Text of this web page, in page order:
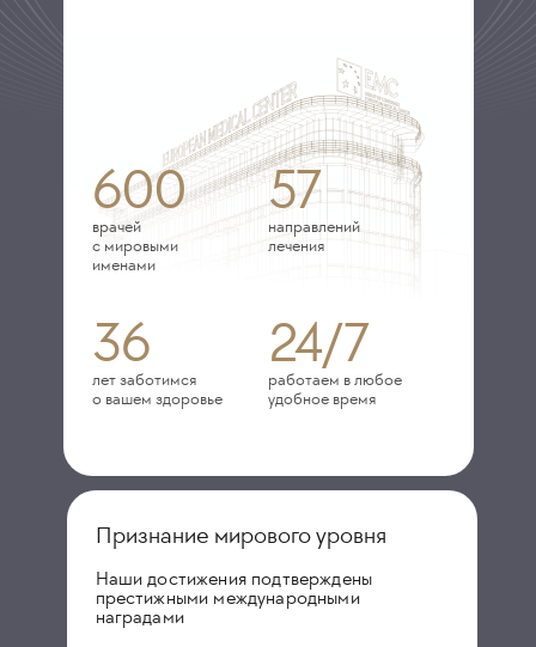
600
врачей
с мировыми
именами
57
направлений
лечения
36
лет заботимся
о вашем здоровье
24/7
работаем в любое
удобное время
Признание мирового уровня
Наши достижения подтверждены
престижными международными
наградами